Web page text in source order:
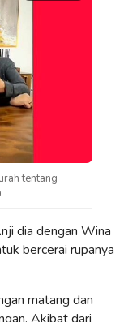
tentang
dia dengan Wina
bercerai rupanya
matang dan